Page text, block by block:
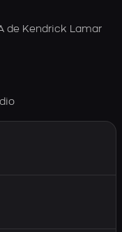
de Kendrick Lamar